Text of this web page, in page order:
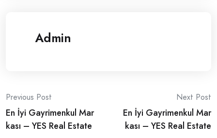
Admin
Post
navigation
Previous Post
En İyi Gayrimenkul Mar
kası – YES Real Estate
Next Post
En İyi Gayrimenkul Mar
kası – YES Real Estate